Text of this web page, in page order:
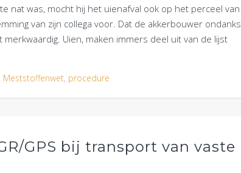
nat was, mocht hij het uienafval ook op het perceel van
van zijn collega voor. Dat de akkerbouwer ondanks
Uien, maken immers deel uit van de lijst
Meststoffenwet, procedure
GPS bij transport van vaste